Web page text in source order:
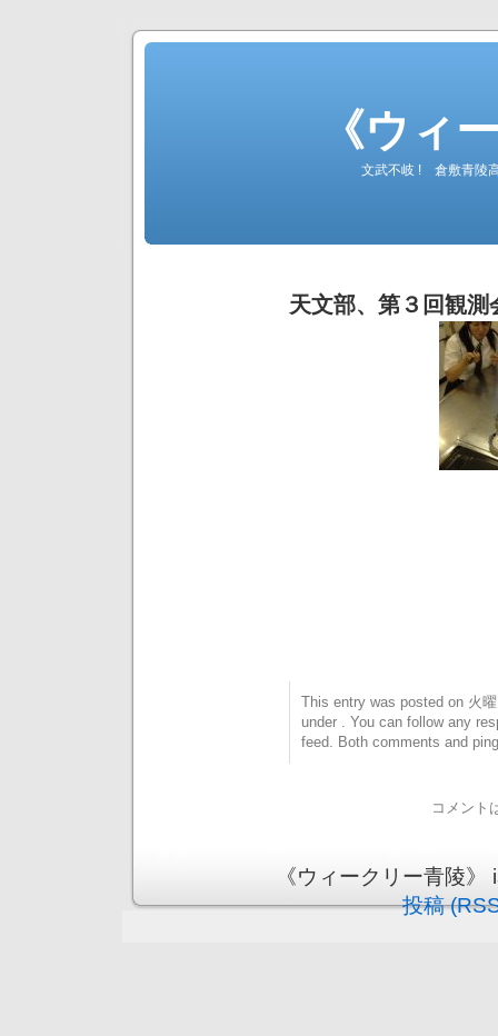
《ウィ
文武不岐 ! 倉敷青陵
天文部、第３回観測
This entry was posted on 火
under . You can follow any
feed. Both comments and
コメント
《ウィークリー青陵
投稿